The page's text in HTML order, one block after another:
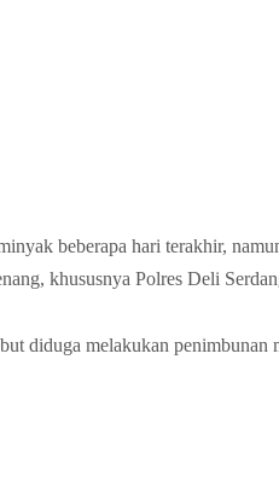
beberapa hari terakhir,
khususnya Polres Deli
diduga melakukan penimbunan